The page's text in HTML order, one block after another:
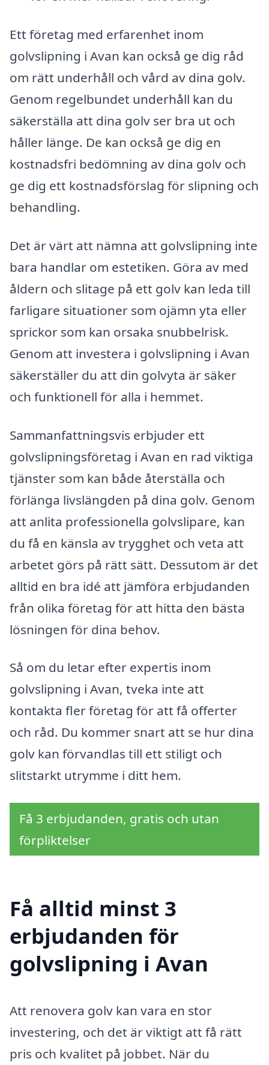
Ett företag med erfarenhet inom
golvslipning i Avan kan också ge dig råd
om rätt underhåll och vård av dina golv.
Genom regelbundet underhåll kan du
säkerställa att dina golv ser bra ut och
håller länge. De kan också ge dig en
kostnadsfri bedömning av dina golv och
ge dig ett kostnadsförslag för slipning och
behandling.
Det är värt att nämna att golvslipning inte
bara handlar om estetiken. Göra av med
åldern och slitage på ett golv kan leda till
farligare situationer som ojämn yta eller
sprickor som kan orsaka snubbelrisk.
Genom att investera i golvslipning i Avan
säkerställer du att din golvyta är säker
och funktionell för alla i hemmet.
Sammanfattningsvis erbjuder ett
golvslipningsföretag i Avan en rad viktiga
tjänster som kan både återställa och
förlänga livslängden på dina golv. Genom
att anlita professionella golvslipare, kan
du få en känsla av trygghet och veta att
arbetet görs på rätt sätt. Dessutom är det
alltid en bra idé att jämföra erbjudanden
från olika företag för att hitta den bästa
lösningen för dina behov.
Så om du letar efter expertis inom
golvslipning i Avan, tveka inte att
kontakta fler företag för att få offerter
och råd. Du kommer snart att se hur dina
golv kan förvandlas till ett stiligt och
slitstarkt utrymme i ditt hem.
Få 3 erbjudanden, gratis och utan
förpliktelser
Få alltid minst 3
erbjudanden för
golvslipning i Avan
Att renovera golv kan vara en stor
investering, och det är viktigt att få rätt
pris och kvalitet på jobbet. När du